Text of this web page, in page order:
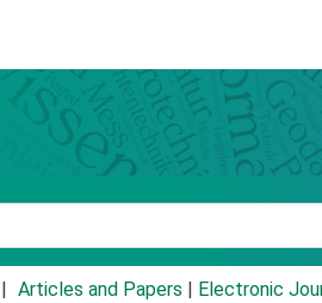
Articles and Papers Electronic